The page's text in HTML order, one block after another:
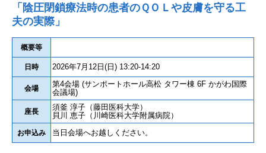
「陰圧閉鎖療法時の患者のＱＯＬや皮膚を守る工
夫の実際」
概要等
日時 2026年7月12日(日) 13:20-14:20
会場
第4会場 (サンポートホール高松 タワー棟 6F かがわ国際
会議場)
座長
須釜 淳子（藤田医科大学）
貝川 恵子（川崎医科大学附属病院）
お申込み 当日会場へお越しください。